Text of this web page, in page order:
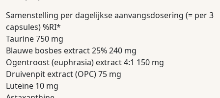
Samenstelling per dagelijkse aanvangsdosering (= per 3
capsules) %RI*
Taurine 750 mg
Blauwe bosbes extract 25% 240 mg
Ogentroost (euphrasia) extract 4:1 150 mg
Druivenpit extract (OPC) 75 mg
Luteïne 10 mg